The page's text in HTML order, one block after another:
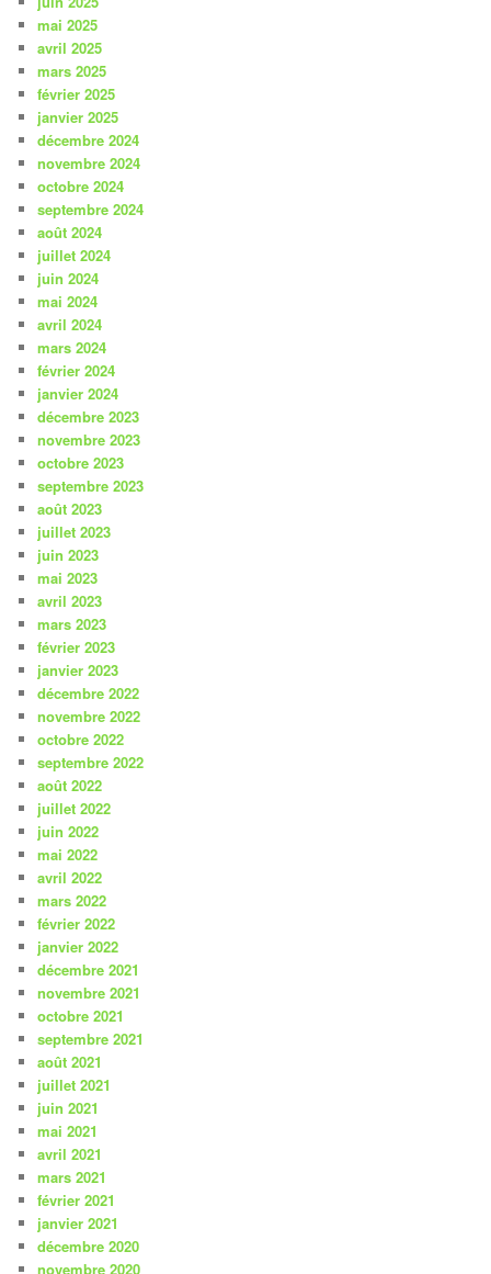
mai 2025
avril 2025
mars 2025
février 2025
janvier 2025
décembre 2024
novembre 2024
octobre 2024
septembre 2024
août 2024
juillet 2024
juin 2024
mai 2024
avril 2024
mars 2024
février 2024
janvier 2024
décembre 2023
novembre 2023
octobre 2023
septembre 2023
août 2023
juillet 2023
juin 2023
mai 2023
avril 2023
mars 2023
février 2023
janvier 2023
décembre 2022
novembre 2022
octobre 2022
septembre 2022
août 2022
juillet 2022
juin 2022
mai 2022
avril 2022
mars 2022
février 2022
janvier 2022
décembre 2021
novembre 2021
octobre 2021
septembre 2021
août 2021
juillet 2021
juin 2021
mai 2021
avril 2021
mars 2021
février 2021
janvier 2021
décembre 2020
novembre 2020